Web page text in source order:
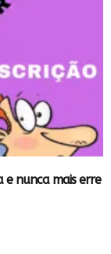
e nunca mais erre